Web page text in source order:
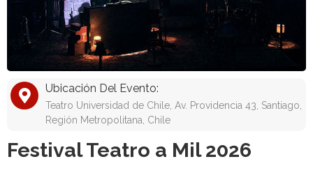
Ubicación Del Evento:
Teatro Universidad de Chile, Av. Providencia 43, Santiago,
Región Metropolitana, Chile
Festival Teatro a Mil 2026